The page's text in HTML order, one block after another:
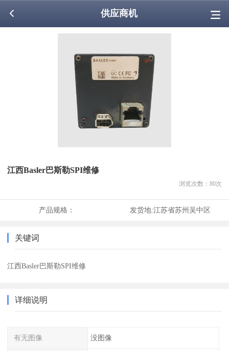
供应商机
江西Basler巴斯勒SPI维修
浏览次数： 80次
产品规格： 发货地:江苏省苏州吴中区
关键词
江西Basler巴斯勒SPI维修
详细说明
有无图像 没图像